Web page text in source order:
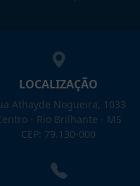
LOCALIZAÇÃO
Athayde Nogueira, 1033
- Rio Brilhante - MS
CEP: 79.130-000